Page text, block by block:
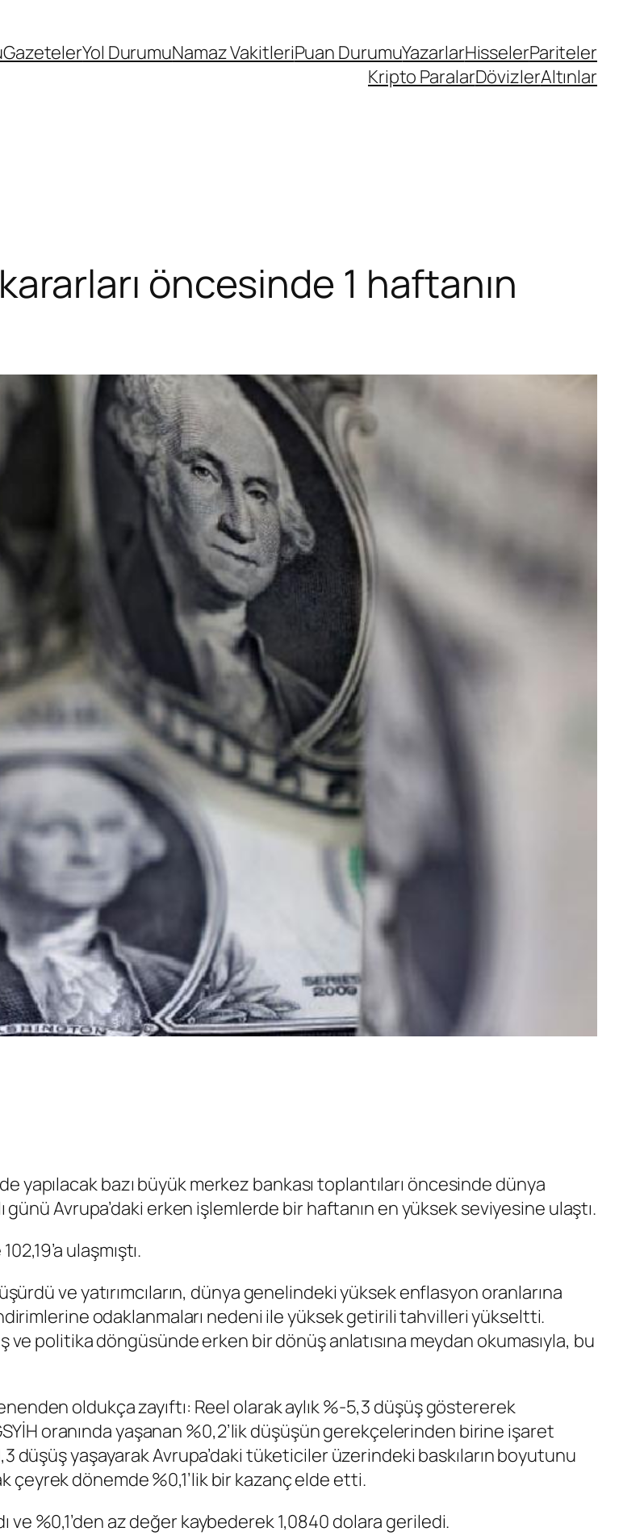
GazetelerYol DurumuNamaz VakitleriPuan DurumuYazarlarHisselerPariteler
Kripto ParalarDövizlerAltınlar
öncesinde 1 haftanın
bazı büyük merkez bankası toplantıları öncesinde dünya
günü Avrupa’daki erken işlemlerde bir haftanın en yüksek seviyesine ulaştı.
ulaşmıştı.
ve yatırımcıların, dünya genelindeki yüksek enflasyon oranlarına
odaklanmaları nedeni ile yüksek getirili tahvilleri yükseltti.
politika döngüsünde erken bir dönüş anlatısına meydan okumasıyla, bu
oldukça zayıftı: Reel olarak aylık %-5,3 düşüş göstererek
oranında yaşanan %0,2’lik düşüşün gerekçelerinden birine işaret
düşüş yaşayarak Avrupa’daki tüketiciler üzerindeki baskıların boyutunu
çeyrek dönemde %0,1’lik bir kazanç elde etti.
%0,1’den az değer kaybederek 1,0840 dolara geriledi.